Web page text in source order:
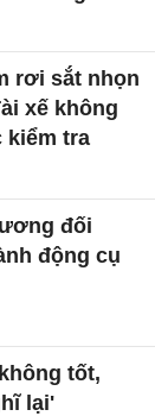
rơi sắt nhọn
xế không
kiểm tra
đối
động cụ
tốt,
lại'